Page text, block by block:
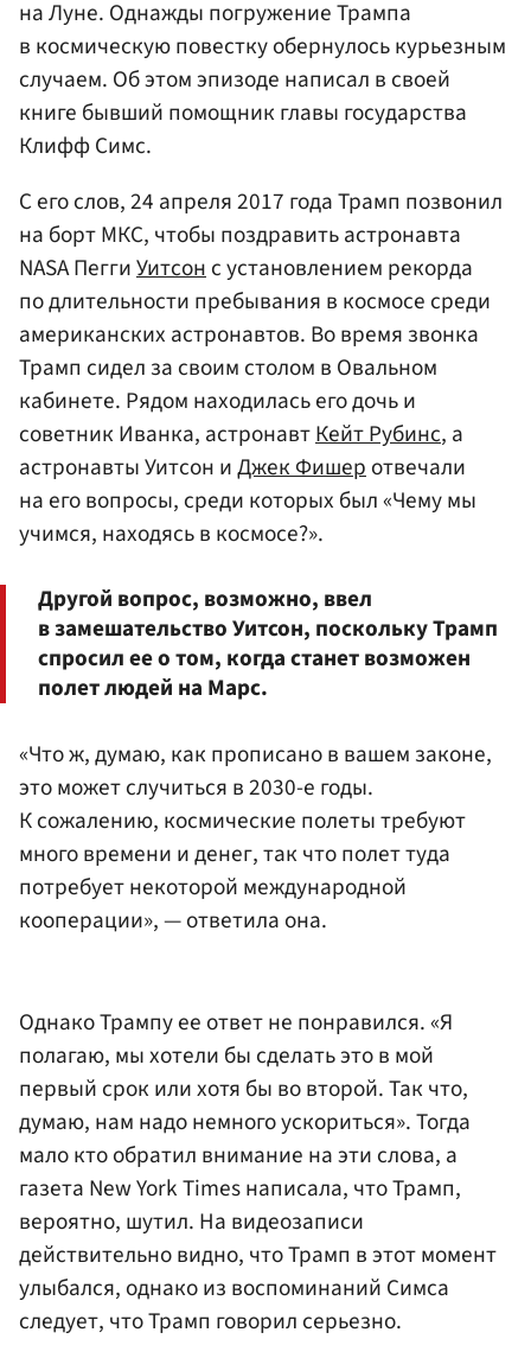
на Луне. Однажды погружение Трампа
в космическую повестку обернулось курьезным
случаем. Об этом эпизоде написал в своей
книге бывший помощник главы государства
Клифф Симс.
С его слов, 24 апреля 2017 года Трамп позвонил
на борт МКС, чтобы поздравить астронавта
NASA ПеггиУитсонс установлением рекорда
по длительности пребывания в космосе среди
американских астронавтов. Во время звонка
Трамп сидел за своим столом в Овальном
кабинете. Рядом находилась его дочь и
советник Иванка, астронавтКейт Рубинс, а
астронавты Уитсон иДжек Фишеротвечали
на его вопросы, среди которых был «Чему мы
учимся, находясь в космосе?».
Другой вопрос, возможно, ввел
в замешательство Уитсон, поскольку Трамп
спросил ее о том, когда станет возможен
полет людей на Марс.
«Что ж, думаю, как прописано в вашем законе,
это может случиться в 2030-е годы.
К сожалению, космические полеты требуют
много времени и денег, так что полет туда
потребует некоторой международной
кооперации», — ответила она.
Однако Трампу ее ответ не понравился. «Я
полагаю, мы хотели бы сделать это в мой
первый срок или хотя бы во второй. Так что,
думаю, нам надо немного ускориться». Тогда
мало кто обратил внимание на эти слова, а
газета New York Times написала, что Трамп,
вероятно, шутил. На видеозаписи
действительно видно, что Трамп в этот момент
улыбался, однако из воспоминаний Симса
следует, что Трамп говорил серьезно.